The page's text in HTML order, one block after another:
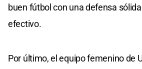
buen fútbol con una defensa
efectivo.
Por último, el equipo femenino de